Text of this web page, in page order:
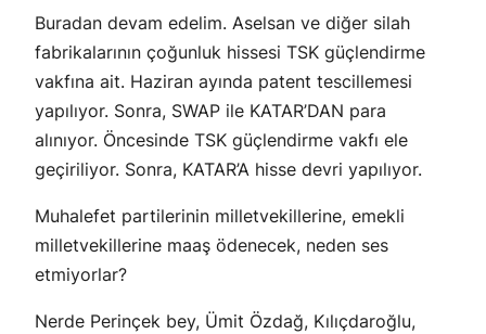
Buradan devam edelim. Aselsan ve diğer silah
fabrikalarının çoğunluk hissesi TSK güçlendirme
vakfına ait. Haziran ayında patent tescillemesi
yapılıyor. Sonra, SWAP ile KATAR’DAN para
alınıyor. Öncesinde TSK güçlendirme vakfı ele
geçiriliyor. Sonra, KATAR’A hisse devri yapılıyor.
Muhalefet partilerinin milletvekillerine, emekli
milletvekillerine maaş ödenecek, neden ses
etmiyorlar?
Nerde Perinçek bey, Ümit Özdağ, Kılıçdaroğlu,